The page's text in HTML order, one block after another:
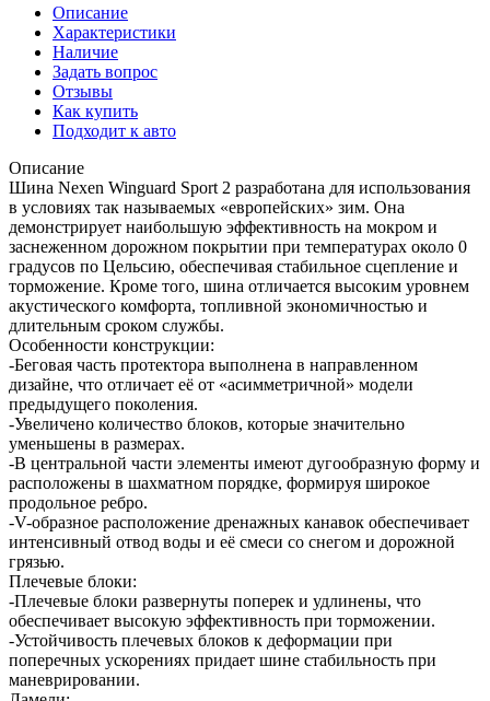
Описание
Характеристики
Наличие
Задать вопрос
Отзывы
Как купить
Подходит к авто
Описание
Шина Nexen Winguard Sport 2 разработана для использования
в условиях так называемых «европейских» зим. Она
демонстрирует наибольшую эффективность на мокром и
заснеженном дорожном покрытии при температурах около 0
градусов по Цельсию, обеспечивая стабильное сцепление и
торможение. Кроме того, шина отличается высоким уровнем
акустического комфорта, топливной экономичностью и
длительным сроком службы.
Особенности конструкции:
-Беговая часть протектора выполнена в направленном
дизайне, что отличает её от «асимметричной» модели
предыдущего поколения.
-Увеличено количество блоков, которые значительно
уменьшены в размерах.
-В центральной части элементы имеют дугообразную форму и
расположены в шахматном порядке, формируя широкое
продольное ребро.
-V-образное расположение дренажных канавок обеспечивает
интенсивный отвод воды и её смеси со снегом и дорожной
грязью.
Плечевые блоки:
-Плечевые блоки развернуты поперек и удлинены, что
обеспечивает высокую эффективность при торможении.
-Устойчивость плечевых блоков к деформации при
поперечных ускорениях придает шине стабильность при
маневрировании.